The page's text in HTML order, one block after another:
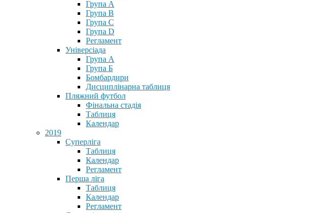
Група А
Група B
Група С
Група D
Регламент
Універсіада
Група А
Група Б
Бомбардири
Дисциплінарна таблиця
Пляжний футбол
Фінальна стадія
Таблиця
Календар
2019
Суперліга
Таблиця
Календар
Регламент
Перша ліга
Таблиця
Календар
Регламент